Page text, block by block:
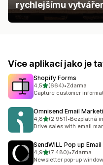
rychlejšímu
Více aplikací jako je
Shopify Forms
4,5z 5 hvězd
(664)
Celkový počet recenzí: 664
•Zdarma
Capture customer
Omnisend Email
4,8z 5 hvězd
(2 951)
Celkový počet recenzí:
•Bezplatná
Drive sales with email
SendWILL Pop up
4,9z 5 hvězd
(7 480)
Celkový počet recenzí:
•Zdarma
Newsletter pop-up